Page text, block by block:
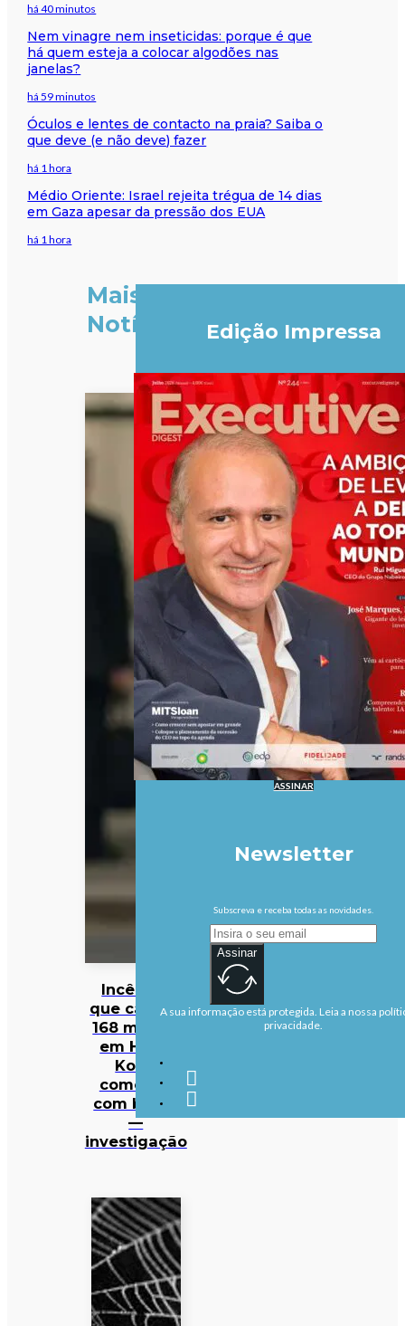
há 40 minutos
Nem vinagre nem inseticidas: porque é que
há quem esteja a colocar algodões nas
janelas?
há 59 minutos
Óculos e lentes de contacto na praia? Saiba o
que deve (e não deve) fazer
há 1 hora
Médio Oriente: Israel rejeita trégua de 14 dias
em Gaza apesar da pressão dos EUA
há 1 hora
Mais
Notícias
Incêndio
que causou
168 mortos
em Hong
Kong
começou
com beata
—
investigação
Edição Impressa
ASSINAR
Newsletter
Subscreva e receba todas as novidades.
Assinar
A sua informação está protegida. Leia a nossa
privacidade.